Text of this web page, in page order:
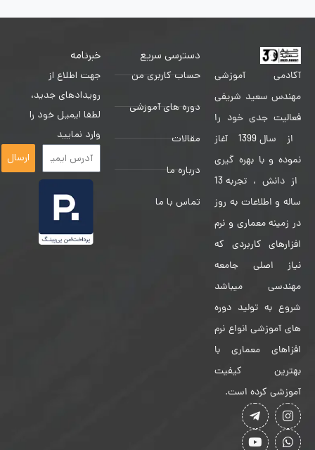
آکادمی آموزشی
مهندس سعید شریفی
فعالیت جدی خود را
از سال 1399 آغاز
نموده و با بهره گیری
از دانش ، تجربه 13
ساله و اطلاعات به روز
در زمینه معماری و نرم
افزارهای کاربردی که
نیاز اصلی جامعه
مهندسی میباشد
شروع به تولید دوره
های آموزشی انواع نرم
افزاهای معماری با
بهترین کیفیت
آموزشی کرده است.
دسترسی سریع
حساب کاربری من
دوره های آموزشی
مقالات
درباره ما
تماس با ما
خبرنامه
جهت اطلاع از
رویدادهای جدید،
لطفا ایمیل خود را
وارد نمایید
ارسال